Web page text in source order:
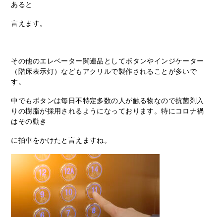
あると
言えます。
その他のエレベーター関連品としてボタンやインジケーター
（階床表示灯）などもアクリルで製作されることが多いで
す。
中でもボタンは毎日不特定多数の人が触る物なので抗菌剤入
りの樹脂が採用されるようになっております。特にコロナ禍
はその動き
に拍車をかけたと言えますね。